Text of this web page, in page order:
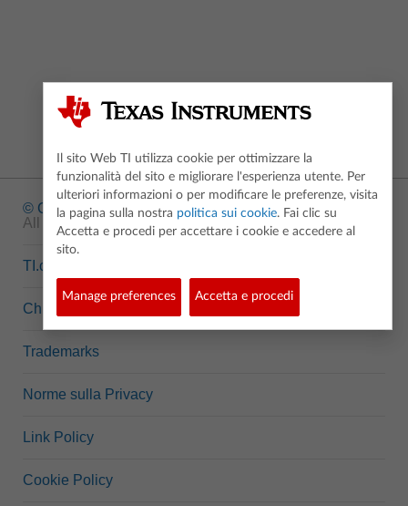
© Copyright1995-2026 Texas Instruments Incorporated.
All rights reserved.
TI.com
Chi siamo
Trademarks
Norme sulla Privacy
Link Policy
Cookie Policy
Il sito Web TI utilizza cookie per ottimizzare la
funzionalità del sito e migliorare l'esperienza utente. Per
ulteriori informazioni o per modificare le preferenze, visita
la pagina sulla nostra politica sui cookie. Fai clic su
Accetta e procedi per accettare i cookie e accedere al
sito.
Manage preferences Accetta e procedi